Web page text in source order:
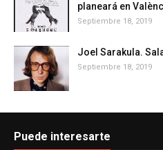
planeará en
Septiembre 18, 2019
Joel Sarakula.
Septiembre 18, 2019
Puede interesarte